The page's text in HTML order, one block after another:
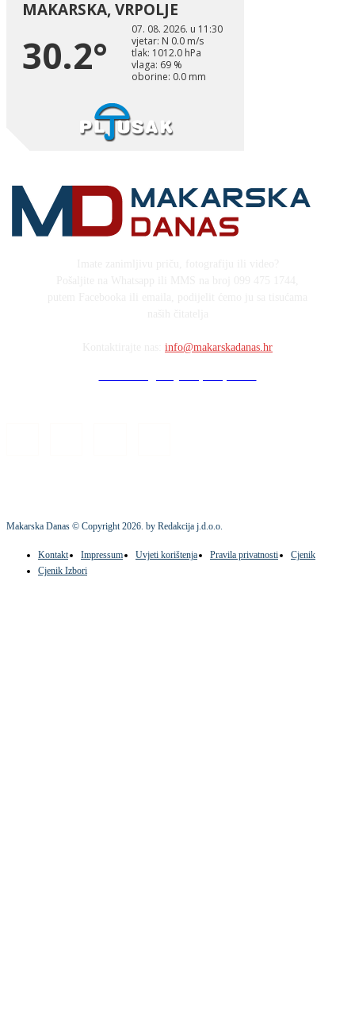
info@makarskadanas.hr
Makarska Danas © Copyright2026. by Redakcija j.d.o.o.
Kontakt Impressum Uvjeti korištenja Pravila privatnosti
Cjenik
Cjenik Izbori